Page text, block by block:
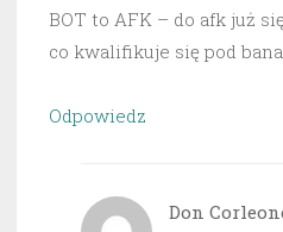
BOT to AFK – do afk już
co kwalifikuje się pod
Odpowiedz
Don